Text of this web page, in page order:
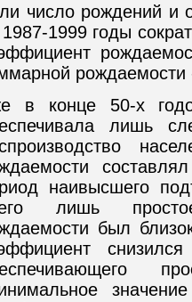
число рождений и
1999 годы
рождаемости
в конце 50-х
лишь
наивысшего
лишь
был